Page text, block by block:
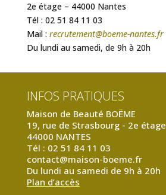
2e étage – 44000 Nantes
Tél : 02 51 84 11 03
Mail : recrutement@boeme-nantes.fr
Du lundi au samedi, de 9h à 20h
INFOS PRATIQUES
Maison de Beauté BOËME
19, rue de Strasbourg - 2e étage
44000 NANTES
Tél : 02 51 84 11 03
contact@maison-boeme.fr
Du lundi au samedi de 9h à 20h
Plan d’accès